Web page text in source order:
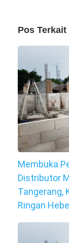
Pos Terkait
Membuka
Distributor
Tangerang,
Ringan